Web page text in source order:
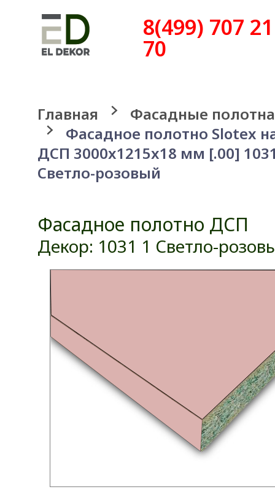
8(499) 707 21
70
Главная
Фасадные
Фасадное полотно Slotex
ДСП 3000x1215x18 мм [.00]
Светло-розовый
Фасадное полотно ДСП
Декор: 1031 1 Светло-